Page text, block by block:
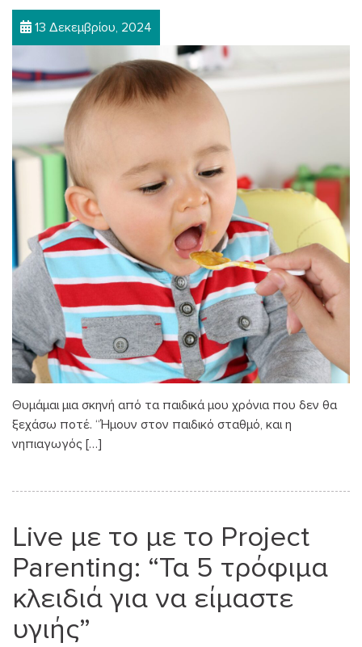
13 Δεκεμβρίου, 2024
Θυμάμαι μια σκηνή από τα παιδικά μου χρόνια που δεν θα
ξεχάσω ποτέ. “Ήμουν στον παιδικό σταθμό, και η
νηπιαγωγός […]
Live με το με το Project
Parenting: “Τα 5 τρόφιμα
κλειδιά για να είμαστε
υγιής”